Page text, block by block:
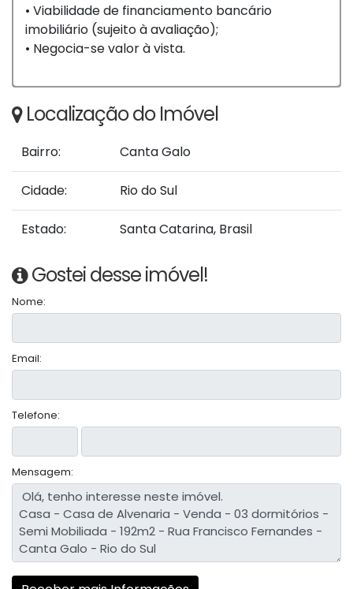
• Viabilidade de financiamento bancário
imobiliário (sujeito à avaliação);
• Negocia-se valor à vista.
Localização do Imóvel
Bairro: Canta Galo
Cidade: Rio do Sul
Estado: Santa Catarina, Brasil
Gostei desse imóvel!
Nome:
Email:
Telefone:
Mensagem: